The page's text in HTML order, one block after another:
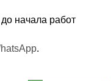
начала работ
.